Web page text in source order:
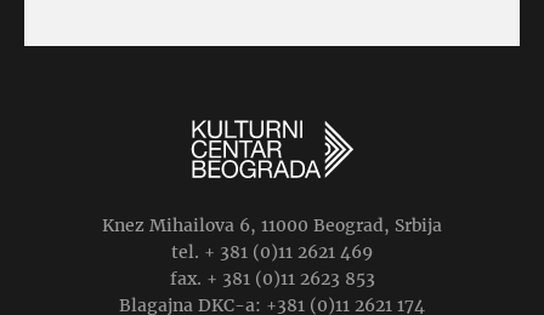
Knez Mihailova 6, 11000 Beograd, Srbija
tel. + 381 (0)11 2621 469
fax. + 381 (0)11 2623 853
Blagajna DKC-a: +381 (0)11 2621 174